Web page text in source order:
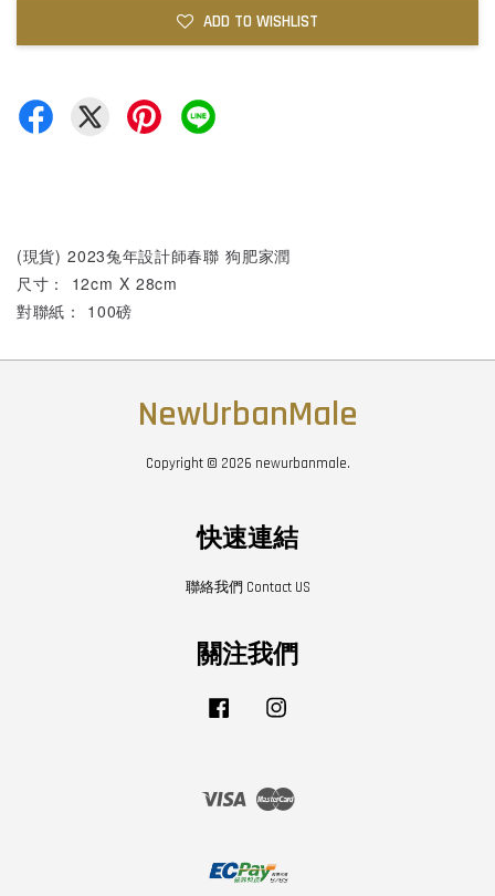
ADD TO WISHLIST
(現貨) 2023兔年設計師春聯 狗肥家潤
尺寸： 12cm X 28cm
對聯紙： 100磅
NewUrbanMale
Copyright © 2026 newurbanmale.
快速連結
聯絡我們 Contact US
關注我們
Facebook
Visa Master